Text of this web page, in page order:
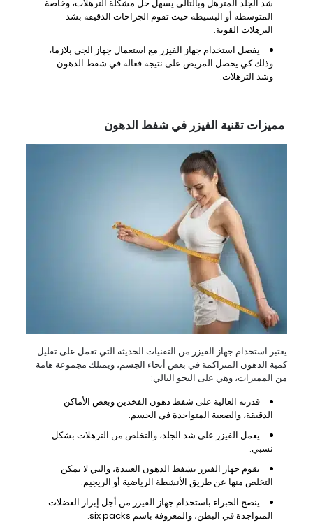
شد الجلد المترهل وبالتالي يسهل حل مشكلة الترهلات، وخاصة
المتوسطة أو البسيطة حيث تقوم الجراحات الدقيقة بشد
الترهلات القوية.
يفضل استخدام جهاز الفيزر مع استعمال جهاز الجي بلازما،
وذلك كي يحصل المريض على نتيجة فعالة في شفط الدهون
وشد الترهلات.
مميزات تقنية الفيزر في شفط الدهون
يعتبر استخدام جهاز الفيزر من التقنيات الحديثة التي تعمل على تقليل
كمية الدهون المتراكمة في بعض أنحاء الجسم، ويمتلك مجموعة هامة
من المميزات، وهي على النحو التالي:
قدرته العالية على شفط دهون الفخدين وبعض الأماكن
الدقيقة، والصعبة المتواجدة في الجسم.
يعمل الفيزر على شد الجلد، والتخلص من الترهلات بشكل
نسبي.
يقوم جهاز الفيزر بشفط الدهون العنيدة، والتي لا يمكن
التخلص منها عن طريق الأنشطة الرياضية أو الريجيم.
ينصح الخبراء باستخدام جهاز الفيزر من أجل إبراز العضلات
المتواجدة في البطن، والمعروفة باسم six packs.